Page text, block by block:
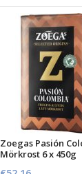
Zoegas Pasión
Mörkrost 6 x 450g